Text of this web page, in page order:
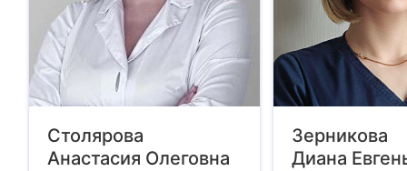
Столярова
Анастасия Олеговна
Зерникова
Диана